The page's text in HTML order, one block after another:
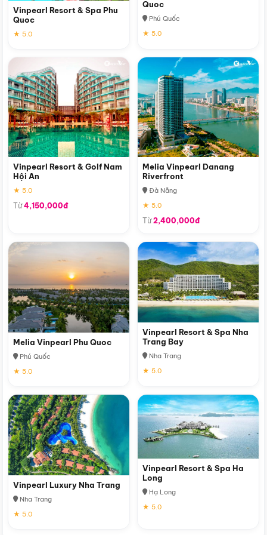
Vinpearl Resort & Spa Phu
Quoc
★ 5.0
Quoc
Phú Quốc
★ 5.0
Vinpearl Resort & Golf Nam
Hội An
★ 5.0
Từ4,150,000đ
Melia Vinpearl Danang
Riverfront
Đà Nẵng
★ 5.0
Từ2,400,000đ
Melia Vinpearl Phu Quoc
Phú Quốc
★ 5.0
Vinpearl Resort & Spa Nha
Trang Bay
Nha Trang
★ 5.0
Vinpearl Luxury Nha Trang
Nha Trang
★ 5.0
Vinpearl Resort & Spa Ha
Long
Hạ Long
★ 5.0